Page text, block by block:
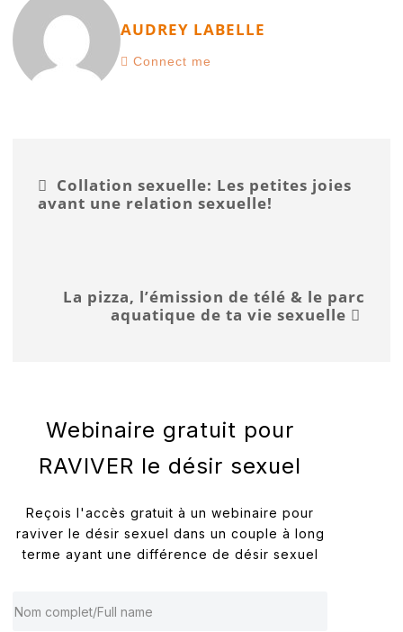
AUDREY LABELLE
Connect me
Collation sexuelle: Les petites joies
avant une relation sexuelle!
La pizza, l’émission de télé & le parc
aquatique de ta vie sexuelle
Webinaire gratuit pour
RAVIVER le désir sexuel
Reçois l'accès gratuit à un webinaire pour
raviver le désir sexuel dans un couple à long
terme ayant une différence de désir sexuel